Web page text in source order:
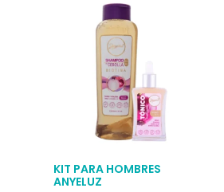
KIT PARA HOMBRES
ANYELUZ